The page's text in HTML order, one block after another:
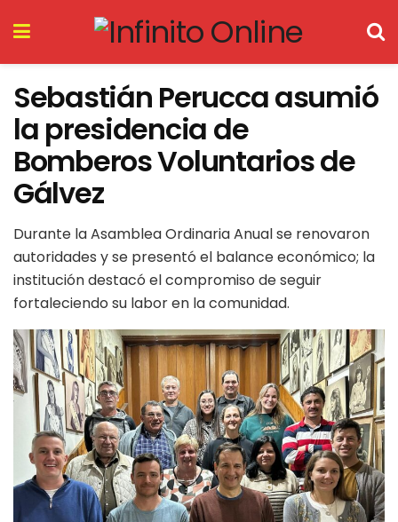
Sebastián Perucca asumió
la presidencia de
Bomberos Voluntarios de
Gálvez
Durante la Asamblea Ordinaria Anual se renovaron
autoridades y se presentó el balance económico; la
institución destacó el compromiso de seguir
fortaleciendo su labor en la comunidad.